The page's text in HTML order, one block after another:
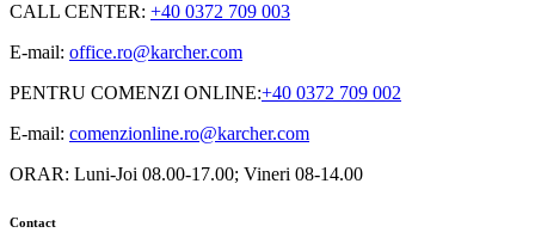
CALL CENTER: +40 0372 709 003
E-mail: office.ro@karcher.com
PENTRU COMENZI ONLINE:+40 0372 709 002
E-mail: comenzionline.ro@karcher.com
ORAR: Luni-Joi 08.00-17.00; Vineri 08-14.00
Contact